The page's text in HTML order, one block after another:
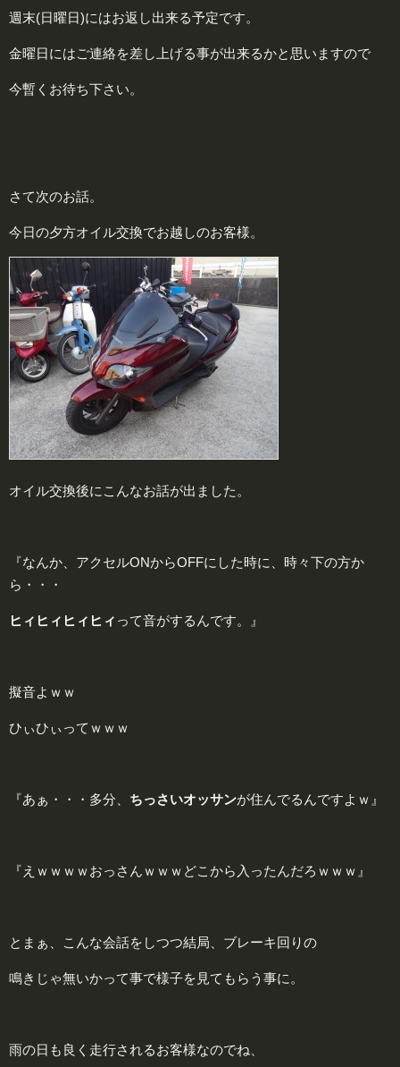
週末(日曜日)にはお返し出来る予定です。
金曜日にはご連絡を差し上げる事が出来るかと思いますので
今暫くお待ち下さい。
さて次のお話。
今日の夕方オイル交換でお越しのお客様。
オイル交換後にこんなお話が出ました。
『なんか、アクセルONからOFFにした時に、時々下の方か
ら・・・
ヒィヒィヒィヒィ って音がするんです。』
擬音よｗｗ
ひぃひぃってｗｗｗ
『あぁ・・・多分、 ちっさいオッサンが住んでるんですよｗ』
『えｗｗｗｗおっさんｗｗｗどこから入ったんだろｗｗｗ』
とまぁ、こんな会話をしつつ結局、ブレーキ回りの
鳴きじゃ無いかって事で様子を見てもらう事に。
雨の日も良く走行されるお客様なのでね、